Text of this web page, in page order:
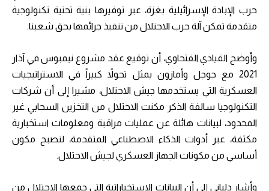
حرب الإبادة الإسرائيلية بغزة، عبر توفيرها بنية تحتية تكنولوجية
متقدمة تمكن آلة حرب الاحتلال من تنفيذ جرائمها بحق شعبنا.
وأوضح القيادي الفتحاوي، أن توقيع عقد مشروع نيمبوس في آذار
2021 مع جوجل وأمازون يمثل تحولاً كبيراً في الاستراتيجيات
العسكرية التي يستخدمها جيش الاحتلال، مشيرا إلى أن شركات
التكنولوجيا سالفة الذكر مكنت الاحتلال من التخزين السحابي غير
المحدود، لبيانات هائلة عن عمليات مراقبة ومعلومات استخبارية
مكثفة، عبر أدوات الذكاء الاصطناعي المتقدمة، لتصبح مكون
أساسي من مكونات الجهاز العسكري لجيش الاحتلال.
وأشار دلياني إلى أن البيانات الاستخباراتية التي جمعها الاحتلال من